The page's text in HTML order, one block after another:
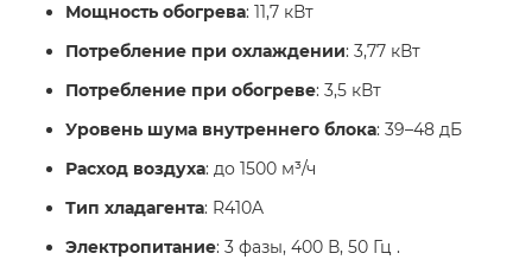
Мощность обогрева: 11,7 кВт
Потребление при охлаждении: 3,77 кВт
Потребление при обогреве: 3,5 кВт
Уровень шума внутреннего блока: 39–48 дБ
Расход воздуха: до 1500 м³/ч
Тип хладагента: R410A
Электропитание: 3 фазы, 400 В, 50 Гц .